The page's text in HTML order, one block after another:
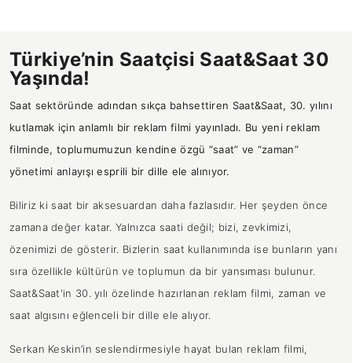
Türkiye’nin Saatçisi Saat&Saat 30
Yaşında!
Saat sektöründe adından sıkça bahsettiren Saat&Saat, 30. yılını
kutlamak için anlamlı bir reklam filmi yayınladı. Bu yeni reklam
filminde, toplumumuzun kendine özgü “saat” ve “zaman”
yönetimi anlayışı esprili bir dille ele alınıyor.
Biliriz ki saat bir aksesuardan daha fazlasıdır. Her şeyden önce
zamana değer katar. Yalnızca saati değil; bizi, zevkimizi,
özenimizi de gösterir. Bizlerin saat kullanımında ise bunların yanı
sıra özellikle kültürün ve toplumun da bir yansıması bulunur.
Saat&Saat'in 30. yılı özelinde hazırlanan reklam filmi, zaman ve
saat algısını eğlenceli bir dille ele alıyor.
Serkan Keskin’in seslendirmesiyle hayat bulan reklam filmi,